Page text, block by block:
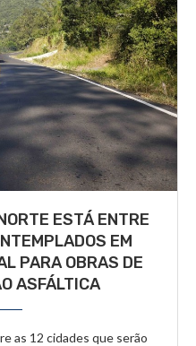
ESTÁ ENTRE
EM
PARA OBRAS DE
ASFÁLTICA
as 12 cidades que serão